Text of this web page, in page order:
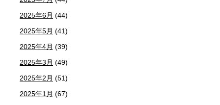
2025年6月 (44)
2025年5月 (41)
2025年4月 (39)
2025年3月 (49)
2025年2月 (51)
2025年1月 (67)